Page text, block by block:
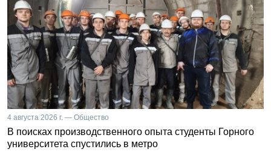
4 августа 2026 г. — Общество
В поисках производственного опыта студенты Горного
университета спустились в метро